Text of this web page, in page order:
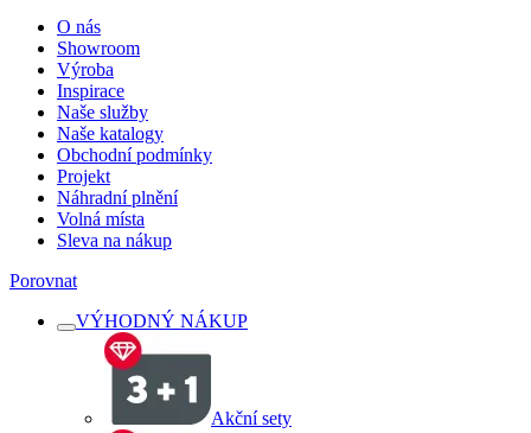
O nás
Showroom
Výroba
Inspirace
Naše služby
Naše katalogy
Obchodní podmínky
Projekt
Náhradní plnění
Volná místa
Sleva na nákup
Porovnat
VÝHODNÝ NÁKUP
Akční sety